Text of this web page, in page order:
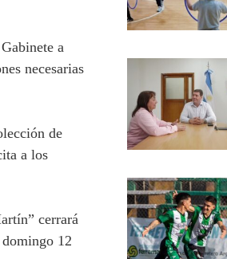
a
necesarias
de
a los
cerrará
12